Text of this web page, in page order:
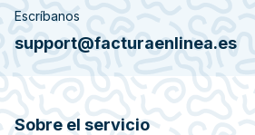
Escríbanos
support@facturaenlinea.es
Sobre el servicio